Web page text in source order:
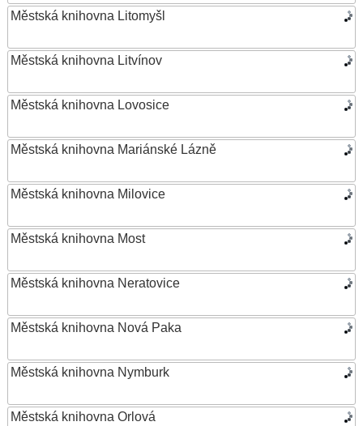
Městská knihovna Litomyšl
Městská knihovna Litvínov
Městská knihovna Lovosice
Městská knihovna Mariánské Lázně
Městská knihovna Milovice
Městská knihovna Most
Městská knihovna Neratovice
Městská knihovna Nová Paka
Městská knihovna Nymburk
Městská knihovna Orlová